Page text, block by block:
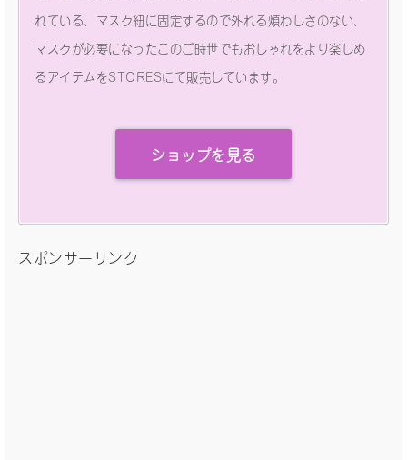
れている、マスク紐に固定するので外れる煩わしさのない、
マスクが必要になったこのご時世でもおしゃれをより楽しめ
るアイテムをSTORESにて販売しています。
ショップを見る
スポンサーリンク